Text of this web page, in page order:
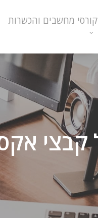
קורסי מחשבים והכשרות